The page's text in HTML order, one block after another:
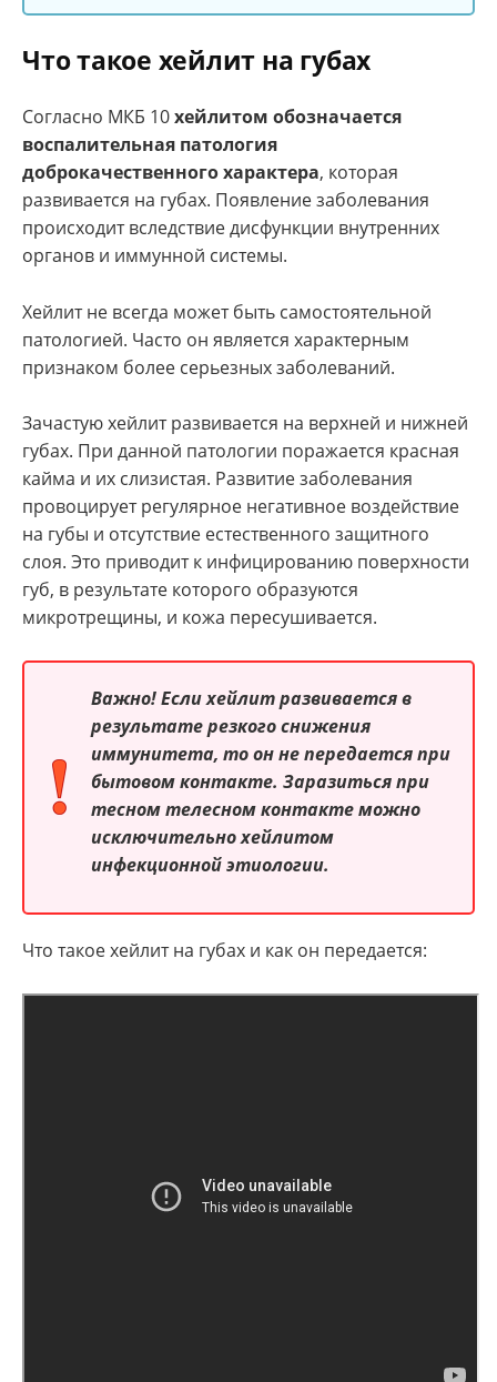
Что такое хейлит на губах
Согласно МКБ 10хейлитом обозначается
воспалительная патология
доброкачественного характера, которая
развивается на губах. Появление заболевания
происходит вследствие дисфункции внутренних
органов и иммунной системы.
Хейлит не всегда может быть самостоятельной
патологией. Часто он является характерным
признаком более серьезных заболеваний.
Зачастую хейлит развивается на верхней и нижней
губах. При данной патологии поражается красная
кайма и их слизистая. Развитие заболевания
провоцирует регулярное негативное воздействие
на губы и отсутствие естественного защитного
слоя. Это приводит к инфицированию поверхности
губ, в результате которого образуются
микротрещины, и кожа пересушивается.
Важно!Если хейлит развивается в
результате резкого снижения
иммунитета, то он не передается при
бытовом контакте. Заразиться при
тесном телесном контакте можно
исключительно хейлитом
инфекционной этиологии.
Что такое хейлит на губах и как он передается: